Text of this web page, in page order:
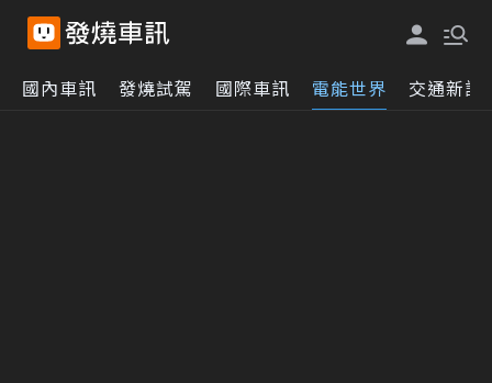
國內車訊 發燒試駕 國際車訊 電能世界 交通新訊